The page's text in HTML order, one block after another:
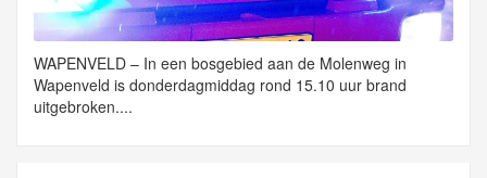
WAPENVELD – In een bosgebied aan de Molenweg in
Wapenveld is donderdagmiddag rond 15.10 uur brand
uitgebroken....